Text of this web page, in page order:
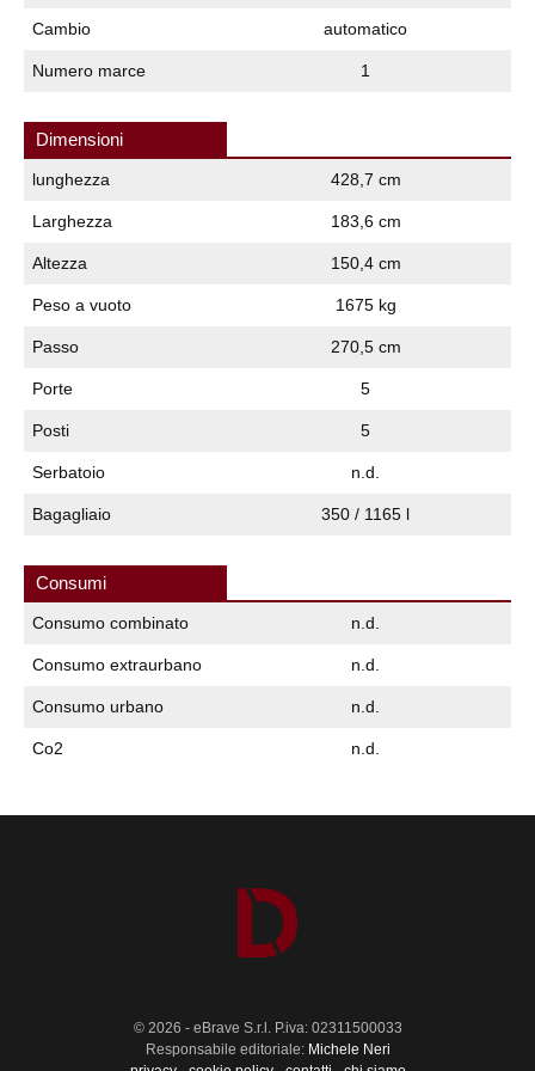
Cambio automatico
Numero marce 1
Dimensioni
lunghezza 428,7 cm
Larghezza 183,6 cm
Altezza 150,4 cm
Peso a vuoto 1675 kg
Passo 270,5 cm
Porte 5
Posti 5
Serbatoio n.d.
Bagagliaio 350 / 1165 l
Consumi
Consumo combinato n.d.
Consumo extraurbano n.d.
Consumo urbano n.d.
Co2 n.d.
© 2026 - eBrave S.r.l. P.iva: 02311500033
Responsabile editoriale: Michele Neri